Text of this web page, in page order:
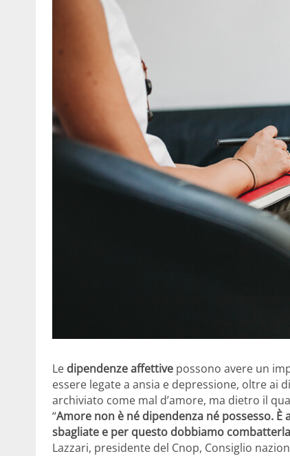
Le dipendenze affettive possono avere un
essere legate a ansia e depressione, oltre ai
archiviato come mal d’amore, ma dietro il
“Amore non è né dipendenza né possesso.
sbagliate e per questo dobbiamo
Lazzari, presidente del Cnop, Consiglio